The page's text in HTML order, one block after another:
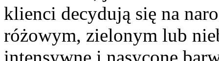
klienci decydują się na
różowym, zielonym lub
intensywne i nasycone